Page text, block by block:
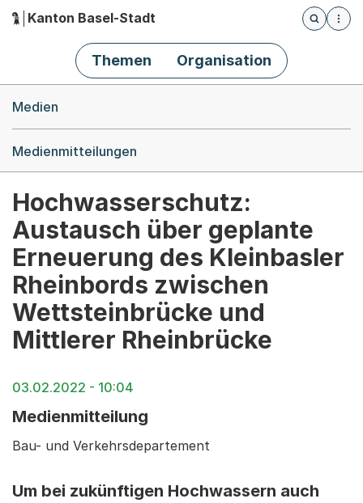
Hauptnavigation
Kanton Basel-Stadt
Öffnet
Themen Organisation
Medien
Medienmitteilungen
Hochwasserschutz:
Austausch über geplante
Erneuerung des Kleinbasler
Rheinbords zwischen
Wettsteinbrücke und
Mittlerer Rheinbrücke
03.02.2022 - 10:04
Medienmitteilung
Bau- und Verkehrsdepartement
Um bei zukünftigen Hochwassern auch